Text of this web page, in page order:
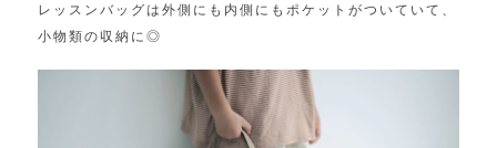
レッスンバッグは外側にも内側にもポケットがついていて、
小物類の収納に◎